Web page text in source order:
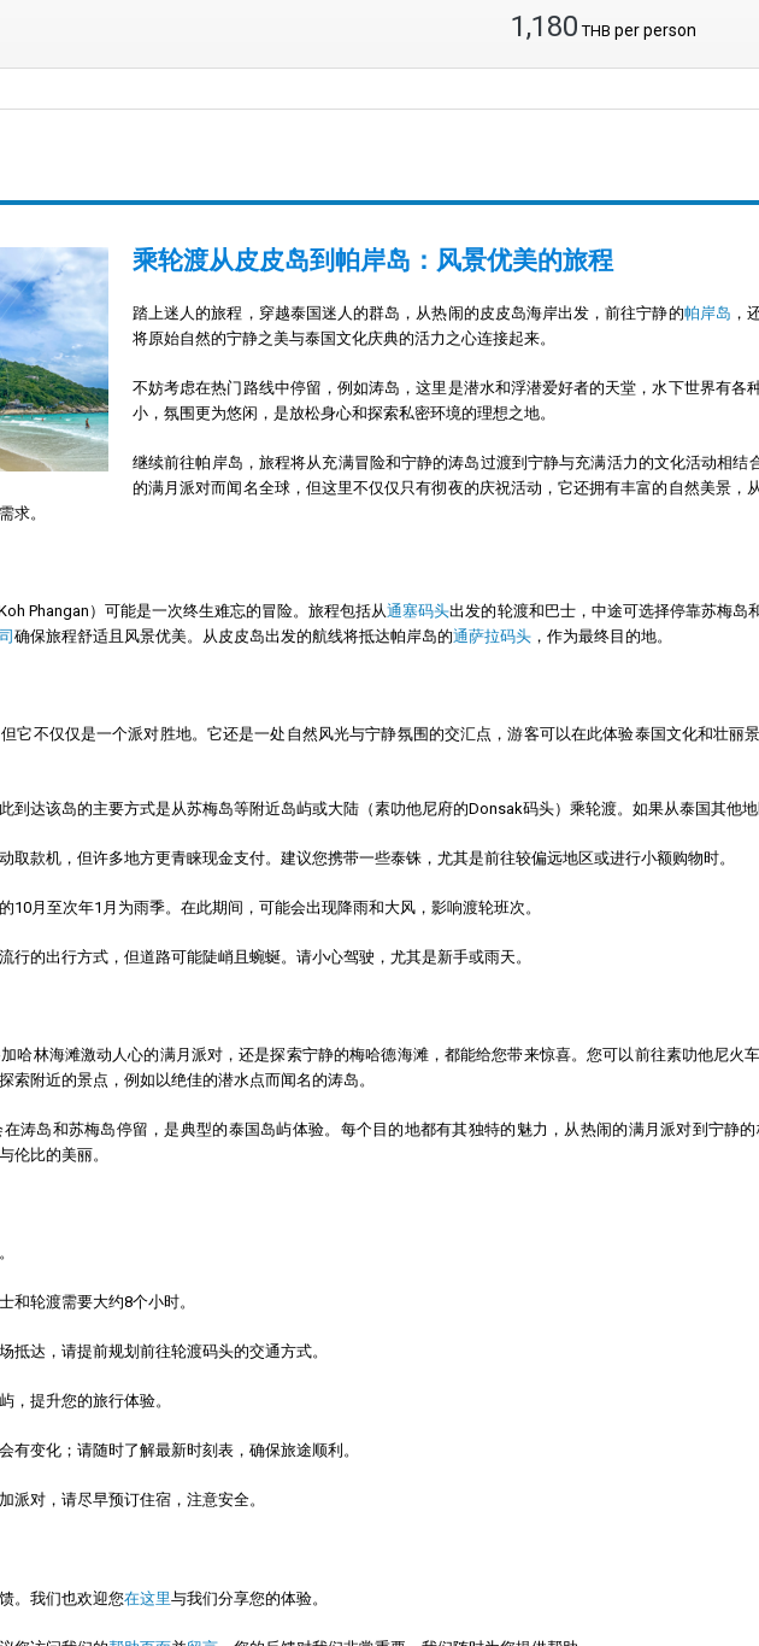
1,180 THB per person
乘轮渡从皮皮岛到帕岸岛：风景优美的旅程
踏上迷人的旅程，穿越泰国迷人的群岛，从热闹的皮皮岛海岸出发，前往宁静的帕岸岛 ，
将原始自然的宁静之美与泰国文化庆典的活力之心连接起来。
不妨考虑在热门路线中停留，例如涛岛，这里是潜水和浮潜爱好者的天堂，水下世界有
小，氛围更为悠闲，是放松身心和探索私密环境的理想之地。
继续前往帕岸岛，旅程将从充满冒险和宁静的涛岛过渡到宁静与充满活力的文化活动相结
的满月派对而闻名全球，但这里不仅仅只有彻夜的庆祝活动，它还拥有丰富的自然美景
求。
Phangan）可能是一次终生难忘的冒险。旅程包括从通塞码头出发的轮渡和巴士，中途可选择停靠苏梅岛
确保旅程舒适且风景优美。从皮皮岛出发的航线将抵达帕岸岛的通萨拉码头 ，作为最终目的地。
它不仅仅是一个派对胜地。它还是一处自然风光与宁静氛围的交汇点，游客可以在此体验泰国文化和壮丽
到达该岛的主要方式是从苏梅岛等附近岛屿或大陆（素叻他尼府的Donsak码头）乘轮渡。如果从泰国其他地
取款机，但许多地方更青睐现金支付。建议您携带一些泰铢，尤其是前往较偏远地区或进行小额购物时。
10月至次年1月为雨季。在此期间，可能会出现降雨和大风，影响渡轮班次。
行的出行方式，但道路可能陡峭且蜿蜒。请小心驾驶，尤其是新手或雨天。
哈林海滩激动人心的满月派对，还是探索宁静的梅哈德海滩，都能给您带来惊喜。您可以前往素叻他尼火
索附近的景点，例如以绝佳的潜水点而闻名的涛岛。
涛岛和苏梅岛停留，是典型的泰国岛屿体验。每个目的地都有其独特的魅力，从热闹的满月派对到宁静
伦比的美丽。
和轮渡需要大约8个小时。
抵达，请提前规划前往轮渡码头的交通方式。
，提升您的旅行体验。
有变化；请随时了解最新时刻表，确保旅途顺利。
派对，请尽早预订住宿，注意安全。
。我们也欢迎您在这里与我们分享您的体验。